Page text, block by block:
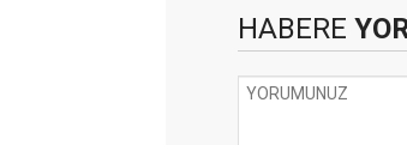
HABERE